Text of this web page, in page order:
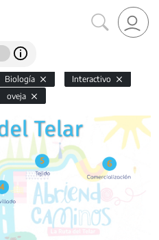
Biología
Interactivo
oveja